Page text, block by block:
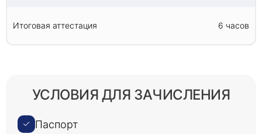
Итоговая аттестация 6 часов
УСЛОВИЯ ДЛЯ ЗАЧИСЛЕНИЯ
Паспорт